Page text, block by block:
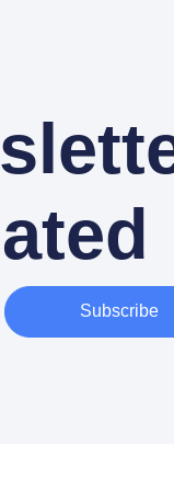
Subscribe